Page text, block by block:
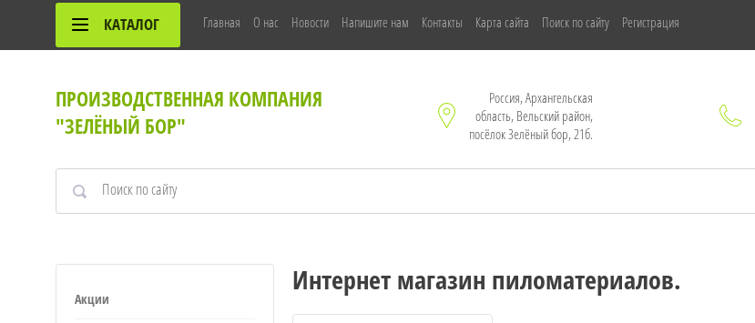
КАТАЛОГ Главная О нас Новости Напишите нам Контакты Карта сайта Поиск по сайту Регистрация
ПРОИЗВОДСТВЕННАЯ КОМПАНИЯ
"ЗЕЛЁНЫЙ БОР"
Россия, Архангельская
область, Вельский район,
посёлок Зелёный бор, 21б.
Акции
Интернет магазин пиломатериалов.